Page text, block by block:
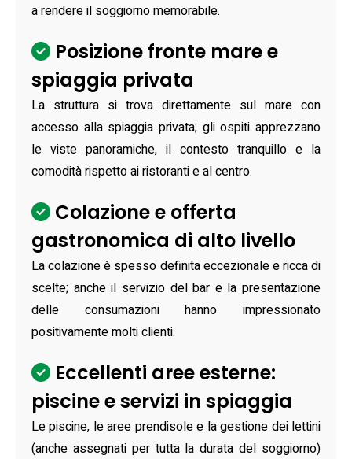
a rendere il soggiorno memorabile.
Posizione fronte mare e
spiaggia privata
La struttura si trova direttamente sul mare con
accesso alla spiaggia privata; gli ospiti apprezzano
le viste panoramiche, il contesto tranquillo e la
comodità rispetto ai ristoranti e al centro.
Colazione e offerta
gastronomica di alto livello
La colazione è spesso definita eccezionale e ricca di
scelte; anche il servizio del bar e la presentazione
delle consumazioni hanno impressionato
positivamente molti clienti.
Eccellenti aree esterne:
piscine e servizi in spiaggia
Le piscine, le aree prendisole e la gestione dei lettini
(anche assegnati per tutta la durata del soggiorno)